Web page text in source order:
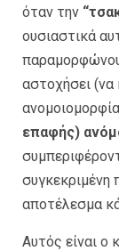
όταν την
ουσιαστικά
αστοχήσει (να
επαφής)
αποτέλεσμα
Αυτός είναι ο